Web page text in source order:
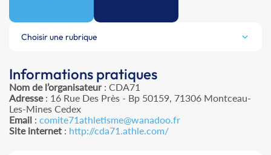
Choisir une rubrique
Informations pratiques
Nom de l’organisateur: CDA71
Adresse: 16 Rue Des Près - Bp 50159, 71306 Montceau-
Les-Mines Cedex
Email : comite71athletisme@wanadoo.fr
Site internet : http://cda71.athle.com/